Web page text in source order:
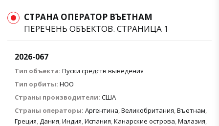
СТРАНА ОПЕРАТОР ВЪЕТНАМ
ПЕРЕЧЕНЬ ОБЪЕКТОВ. СТРАНИЦА 1
2026-067
Тип объекта: Пуски средств выведения
Тип орбиты: НОО
Страны производители: США
Страны операторы: Аргентина,Великобритания,Въетнам,
Греция,Дания,Индия,Испания,Канарские острова,Малазия,